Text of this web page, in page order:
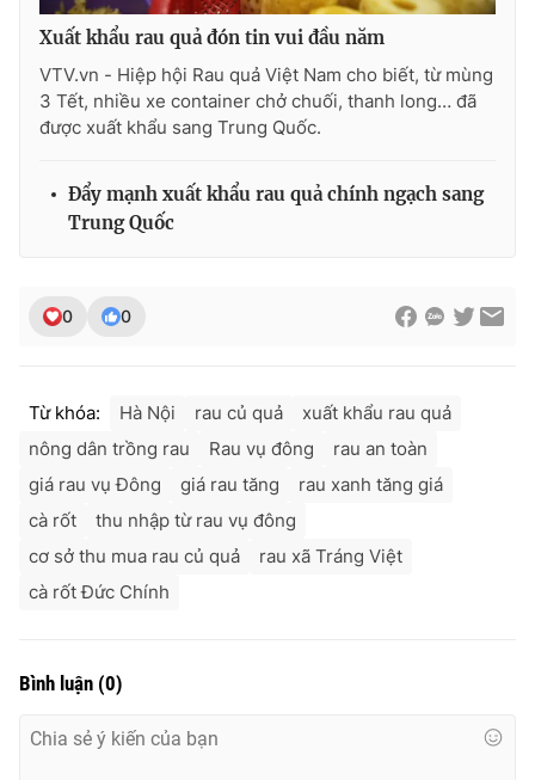
Xuất khẩu rau quả đón tin vui đầu năm
VTV.vn - Hiệp hội Rau quả Việt Nam cho biết, từ mùng
3 Tết, nhiều xe container chở chuối, thanh long… đã
được xuất khẩu sang Trung Quốc.
Đẩy mạnh xuất khẩu rau quả chính ngạch sang
Trung Quốc
0 0
Từ khóa: Hà Nội rau củ quả
xuất khẩu rau quả
nông dân trồng rau
Rau vụ đông
rau an toàn
giá rau vụ Đông
giá rau tăng
rau xanh tăng giá
cà rốt
thu nhập từ rau vụ đông
cơ sở thu mua rau củ quả
rau xã Tráng Việt
cà rốt Đức Chính
Bình luận (0)